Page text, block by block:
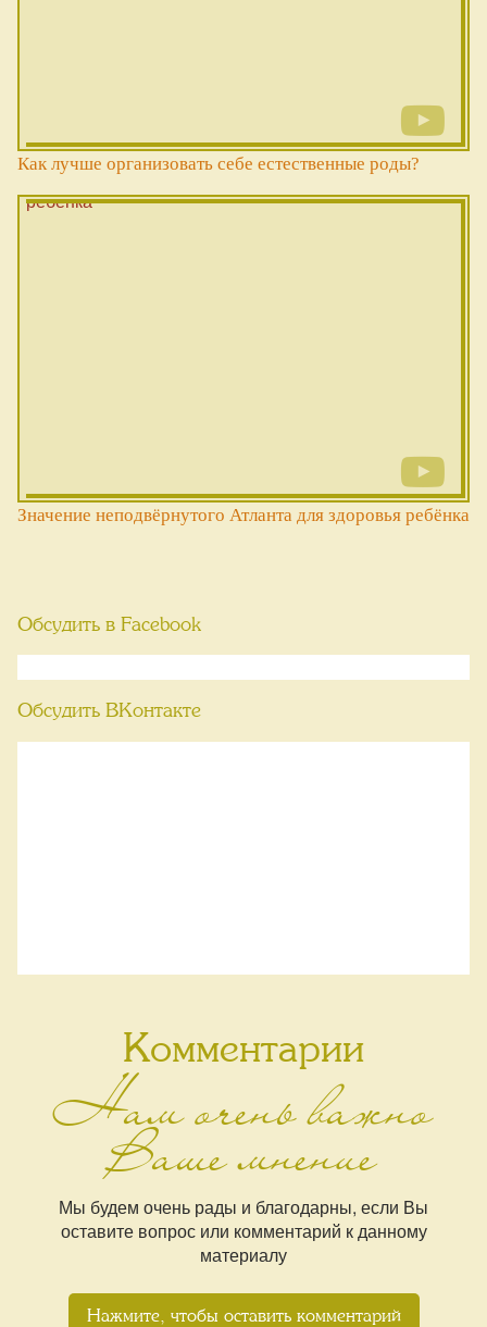
Как лучше организовать себе естественные роды?
Значение неподвёрнутого Атланта для здоровья ребёнка
Обсудить в Facebook
Обсудить ВКонтакте
Комментарии
Нам очень важно
Ваше мнение
Мы будем очень рады и благодарны, если Вы
оставите вопрос или комментарий к данному
материалу
Нажмите, чтобы оставить комментарий